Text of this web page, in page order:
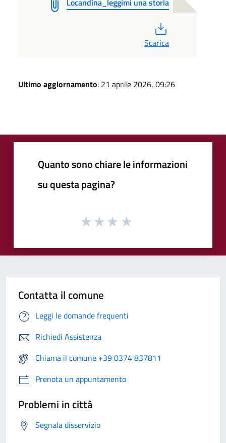
Scarica
Ultimo aggiornamento: 21 aprile 2026, 09:26
Quanto sono chiare le informazioni
su questa pagina?
Contatta il comune
Leggi le domande frequenti
Richiedi Assistenza
Chiama il comune +39 0374 837811
Prenota un appuntamento
Problemi in città
Segnala disservizio